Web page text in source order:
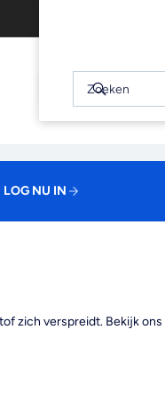
LOG NU IN
zich verspreidt. Bekijk
Zoeken